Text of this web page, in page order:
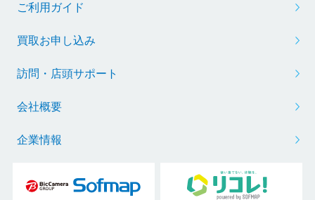
ご利用ガイド
買取お申し込み
訪問・店頭サポート
会社概要
企業情報